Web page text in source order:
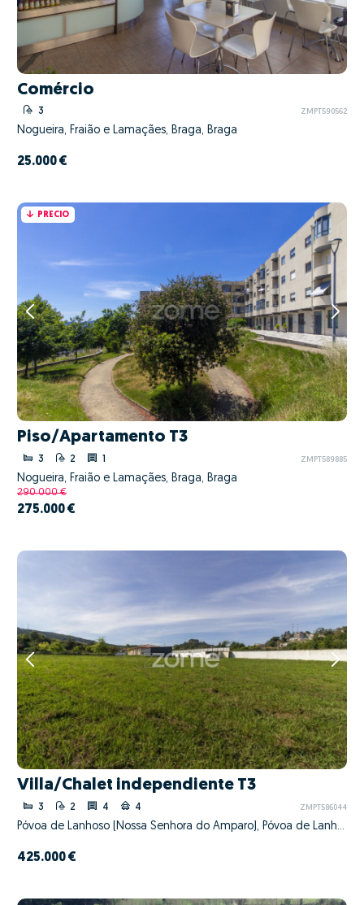
Comércio
3 ZMPT590562
Nogueira, Fraião e Lamaçães, Braga, Braga
25.000 €
PRECIO
Piso/Apartamento T3
3 2 1 ZMPT589885
Nogueira, Fraião e Lamaçães, Braga, Braga
290.000 €
275.000 €
Villa/Chalet independiente T3
3 2 4 4 ZMPT586044
Póvoa de Lanhoso (Nossa Senhora do Amparo), Póvoa de Lanhoso, Braga
425.000 €